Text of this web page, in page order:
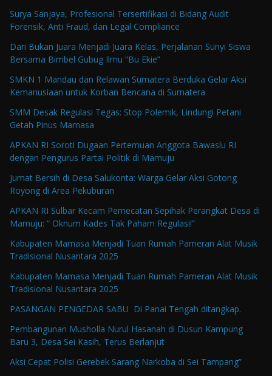
Surya Sanjaya, Profesional Tersertifikasi di Bidang Audit
Forensik, Anti Fraud, dan Legal Compliance
Dari Bukan Juara Menjadi Juara Kelas, Perjalanan Sunyi Siswa
Bersama Bimbel Gubug Ilmu “Bu Ekie”
SMKN 1 Mandau dan Relawan Sumatera Berduka Gelar Aksi
Kemanusiaan untuk Korban Bencana di Sumatera
SMM Desak Regulasi Tegas: Stop Polemik, Lindungi Petani
Getah Pinus Mamasa
APKAN RI Soroti Dugaan Pertemuan Anggota Bawaslu RI
dengan Pengurus Partai Politik di Mamuju
Jumat Bersih di Desa Salukonta: Warga Gelar Aksi Gotong
Royong di Area Pekuburan
APKAN RI Sulbar Kecam Pemecatan Sepihak Perangkat Desa di
Mamuju: “ Oknum Kades Tak Paham Regulasi!”
Kabupaten Mamasa Menjadi Tuan Rumah Pameran Alat Musik
Tradisional Nusantara 2025
Kabupaten Mamasa Menjadi Tuan Rumah Pameran Alat Musik
Tradisional Nusantara 2025
PASANGAN PENGEDAR SABU Di Panai Tengah ditangkap.
Pembangunan Musholla Nurul Hasanah di Dusun Kampung
Baru 3, Desa Sei Kasih, Terus Berlanjut
Aksi Cepat Polisi Gerebek Sarang Narkoba di Sei Tampang”